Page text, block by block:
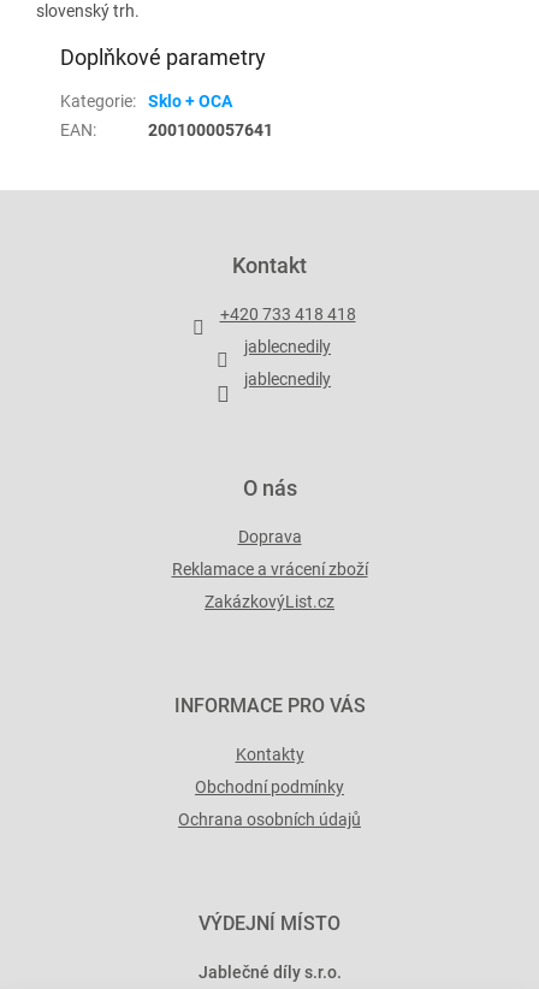
slovenský trh.
Doplňkové parametry
Kategorie:
Sklo + OCA
EAN: 2001000057641
Kontakt
+420 733 418 418
jablecnedily
jablecnedily
O nás
Doprava
Reklamace a vrácení zboží
ZakázkovýList.cz
INFORMACE PRO VÁS
Kontakty
Obchodní podmínky
Ochrana osobních údajů
VÝDEJNÍ MÍSTO
Jablečné díly s.r.o.